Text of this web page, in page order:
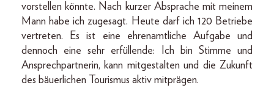
vorstellen könnte. Nach kurzer Absprache mit meinem
Mann habe ich zugesagt. Heute darf ich 120 Betriebe
vertreten. Es ist eine ehrenamtliche Aufgabe und
dennoch eine sehr erfüllende: Ich bin Stimme und
Ansprechpartnerin, kann mitgestalten und die Zukunft
des bäuerlichen Tourismus aktiv mitprägen.